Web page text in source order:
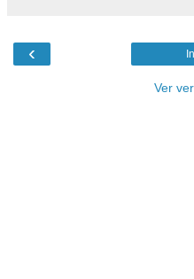
‹
Ver